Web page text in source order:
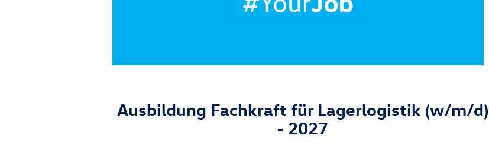
Ausbildung Fachkraft für Lagerlogistik (w/m/d)
- 2027